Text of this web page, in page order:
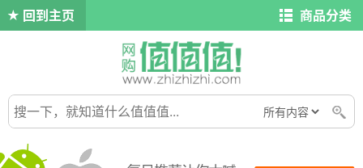
回到主页 商品分类